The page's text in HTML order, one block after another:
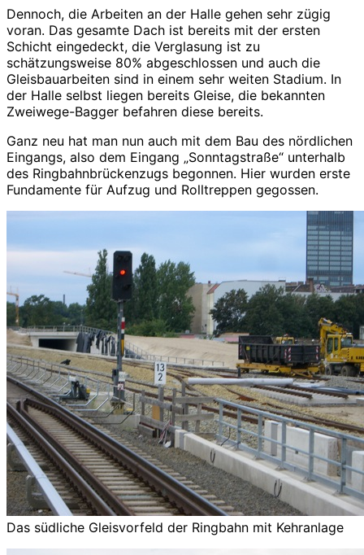
Dennoch, die Arbeiten an der Halle gehen sehr zügig
voran. Das gesamte Dach ist bereits mit der ersten
Schicht eingedeckt, die Verglasung ist zu
schätzungsweise 80% abgeschlossen und auch die
Gleisbauarbeiten sind in einem sehr weiten Stadium. In
der Halle selbst liegen bereits Gleise, die bekannten
Zweiwege-Bagger befahren diese bereits.
Ganz neu hat man nun auch mit dem Bau des nördlichen
Eingangs, also dem Eingang „Sonntagstraße“ unterhalb
des Ringbahnbrückenzugs begonnen. Hier wurden erste
Fundamente für Aufzug und Rolltreppen gegossen.
Das südliche Gleisvorfeld der Ringbahn mit Kehranlage